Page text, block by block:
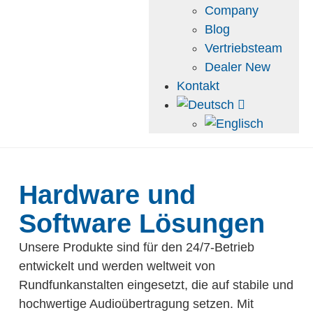
Company
Blog
Vertriebsteam
Dealer New
Kontakt
Hardware und
Software Lösungen
Unsere Produkte sind für den 24/7-Betrieb
entwickelt und werden weltweit von
Rundfunkanstalten eingesetzt, die auf stabile und
hochwertige Audioübertragung setzen. Mit